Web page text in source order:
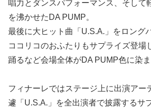
唱力とダンスパフォーマンス、そして
を沸かせたDA PUMP。
最後に大ヒット曲「U.S.A.」をロング
ココリコのおふたりもサプライズ登場
踊るなど会場全体がDA PUMP色に染ま
フィナーレではステージ上に出演アー
遽「U.S.A.」を全出演者で披露するサ